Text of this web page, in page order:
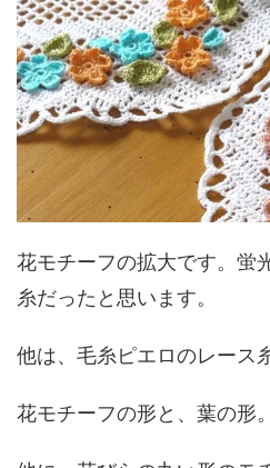
花モチーフの拡大です。蛍
糸だったと思います。
他は、毛糸ピエロのレース糸
花モチーフの形と、葉の形。